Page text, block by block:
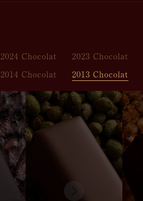
2024 Chocolat 2023 Chocolat
2014 Chocolat 2013 Chocolat